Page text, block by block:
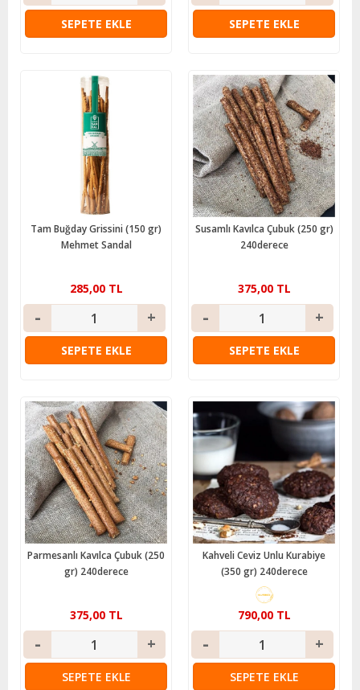
SEPETE EKLE SEPETE EKLE
Tam Buğday Grissini (150 gr)
Mehmet Sandal
285,00 TL
SEPETE EKLE
Susamlı Kavılca Çubuk (250 gr)
240derece
375,00 TL
SEPETE EKLE
Parmesanlı Kavılca Çubuk (250
gr) 240derece
375,00 TL
SEPETE EKLE
Kahveli Ceviz Unlu Kurabiye
(350 gr) 240derece
790,00 TL
SEPETE EKLE